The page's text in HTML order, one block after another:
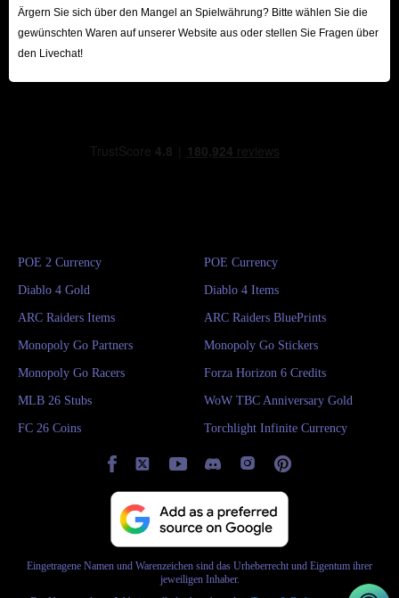
Ärgern Sie sich über den Mangel an Spielwährung? Bitte wählen Sie die
gewünschten Waren auf unserer Website aus oder stellen Sie Fragen über
den Livechat!
POE 2 Currency POE Currency
Diablo 4 Gold Diablo 4 Items
ARC Raiders Items ARC Raiders BluePrints
Monopoly Go Partners Monopoly Go Stickers
Monopoly Go Racers Forza Horizon 6 Credits
MLB 26 Stubs WoW TBC Anniversary Gold
FC 26 Coins Torchlight Infinite Currency
Eingetragene Namen und Warenzeichen sind das Urheberrecht und Eigentum ihrer
jeweiligen Inhaber.